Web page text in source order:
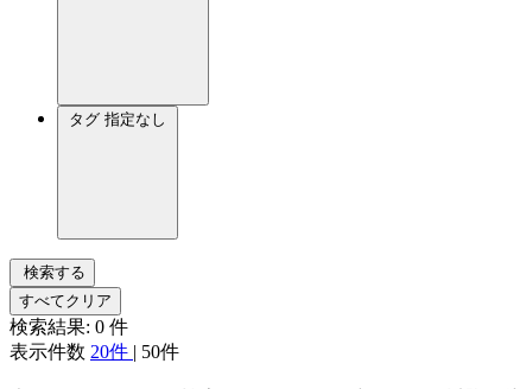
タグ 指定なし
検索する
すべてクリア
検索結果: 0 件
表示件数 20件 | 50件